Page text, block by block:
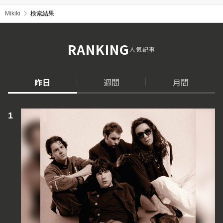
Mikiki 検索結果
RANKING人気記事
昨日 週間 月間